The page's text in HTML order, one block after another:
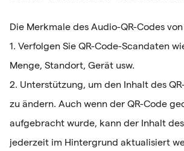
Die Merkmale des Audio-QR-Codes
1. Verfolgen Sie QR-Code-Scandaten
Menge, Standort, Gerät usw.
2. Unterstützung, um den Inhalt des
zu ändern. Auch wenn der QR-Code
aufgebracht wurde, kann der Inhalt des
jederzeit im Hintergrund aktualisiert